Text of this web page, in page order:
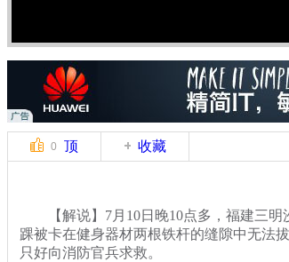
0 顶 收藏
【解说】7月10日晚10点多，福建三明
踝被卡在健身器材两根铁杆的缝隙中无法
只好向消防官兵求救。